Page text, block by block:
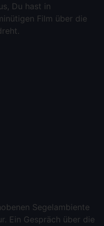
Du hast in
Film über die
Segelambiente
Ein Gespräch über die